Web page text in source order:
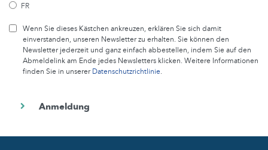
FR
Wenn Sie dieses Kästchen ankreuzen, erklären Sie sich damit
einverstanden, unseren Newsletter zu erhalten. Sie können den
Newsletter jederzeit und ganz einfach abbestellen, indem Sie auf den
Abmeldelink am Ende jedes Newsletters klicken. Weitere Informationen
finden Sie in unsererDatenschutzrichtlinie.